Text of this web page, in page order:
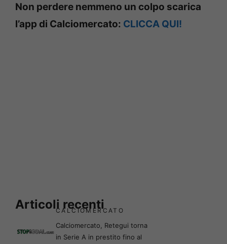
Non perdere nemmeno un colpo scarica
l’app di Calciomercato: CLICCA QUI!
Articoli recenti
CALCIOMERCATO
Calciomercato, Retegui torna
in Serie A in prestito fino al